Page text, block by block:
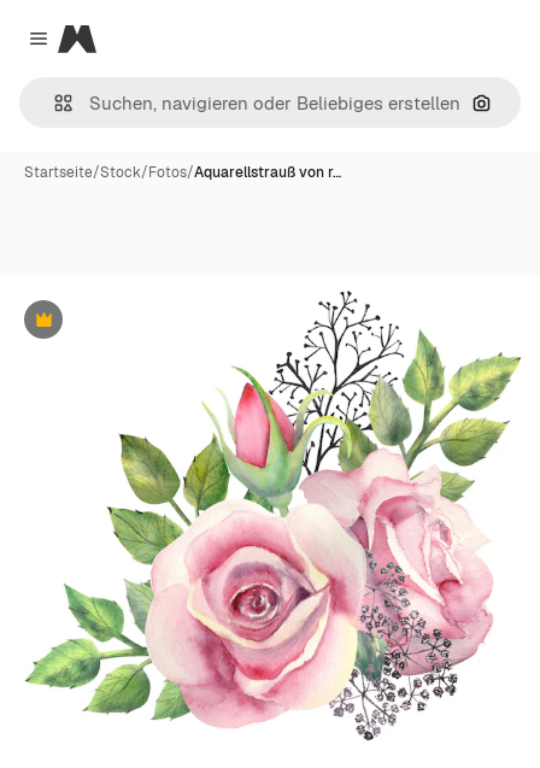
Close menu
Magnific
Nach
Startseite/Stock/Fotos/Aquarellstrauß von r…
Premium